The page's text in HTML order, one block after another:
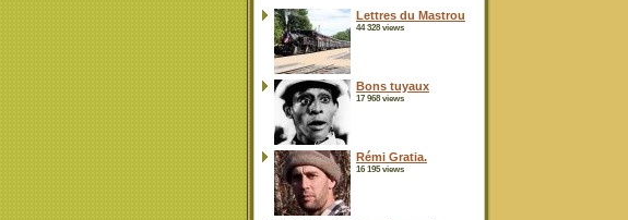
Lettres du Mastrou
44 328 views
Bons tuyaux
17 968 views
Rémi Gratia.
16 195 views